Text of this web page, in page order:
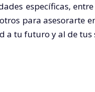
específicas,
para asesorarte
tu futuro y al de tus